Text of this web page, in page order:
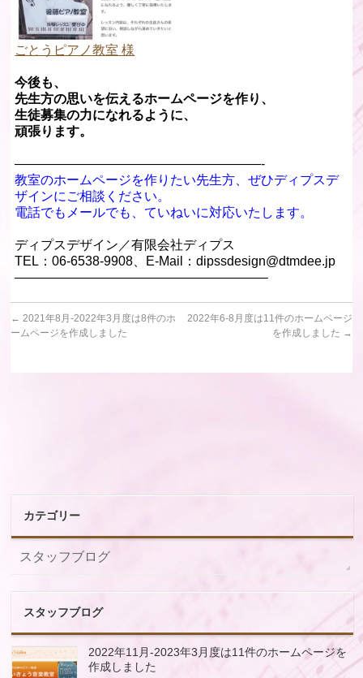
ごとうピアノ教室 様
今後も、
先生方の思いを伝えるホームページを作り、
生徒募集の力になれるように、
頑張ります。
———————————————————-
教室のホームページを作りたい先生方、ぜひディプスデ
ザインにご相談ください。
電話でもメールでも、ていねいに対応いたします。
ディプスデザイン／有限会社ディプス
TEL：06-6538-9908、E-Mail：dipssdesign@dtmdee.jp
———————————————————–
← 2021年8月-2022年3月度は8件のホ
ームページを作成しました
2022年6-8月度は11件のホームページ
を作成しました →
カテゴリー
スタッフブログ
スタッフブログ
2022年11月-2023年3月度は11件のホームページを
作成しました